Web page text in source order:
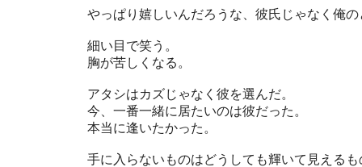
やっぱり嬉しいんだろうな、彼氏じゃなく俺
細い目で笑う。
胸が苦しくなる。
アタシはカズじゃなく彼を選んだ。
今、一番一緒に居たいのは彼だった。
本当に逢いたかった。
手に入らないものはどうしても輝いて見える